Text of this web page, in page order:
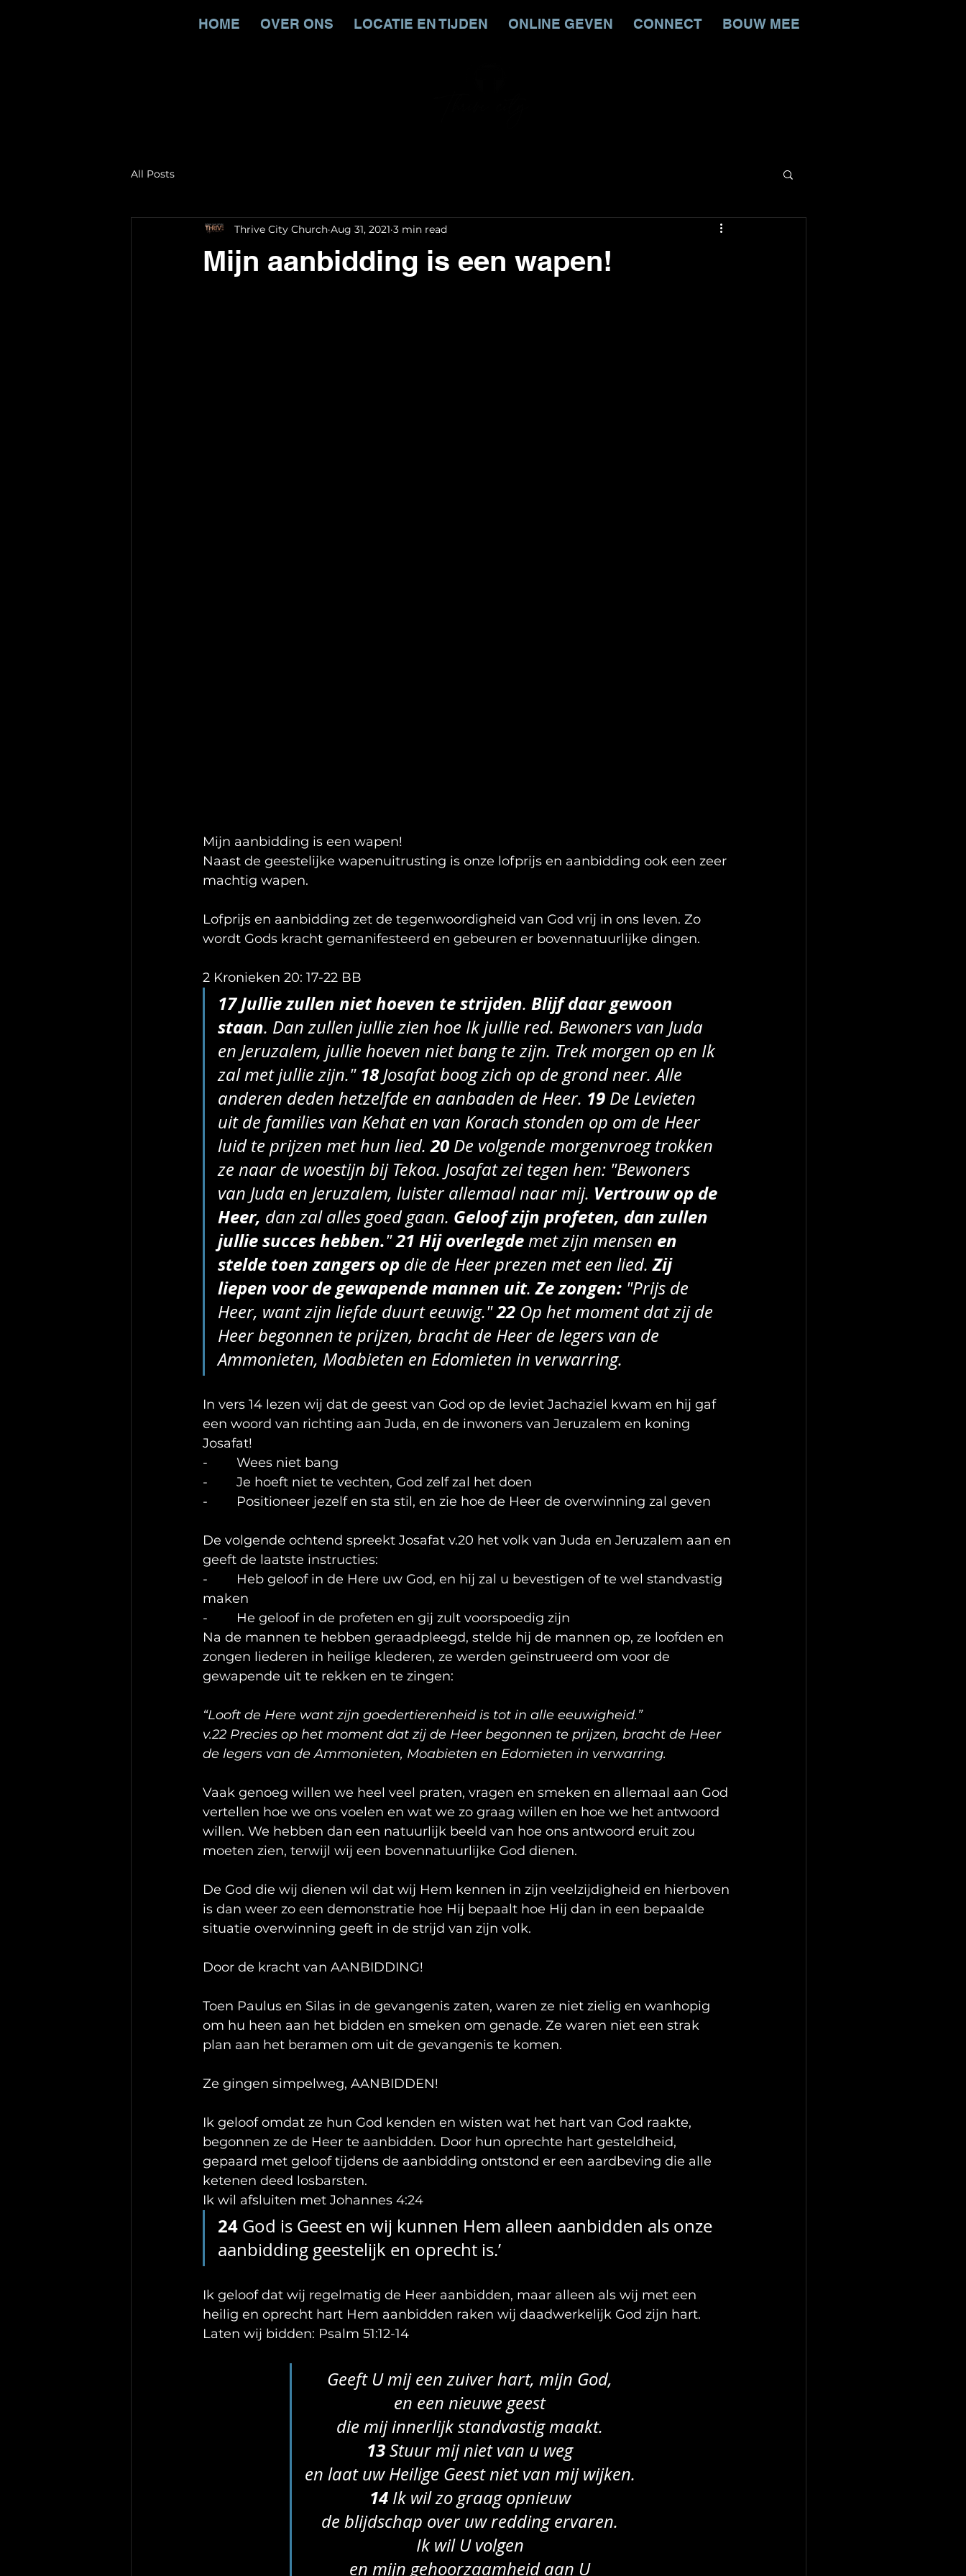
HOME OVER ONS LOCATIE EN TIJDEN ONLINE GEVEN CONNECT BOUW MEE
All Posts
Mijn aanbidding is een wapen!
Thrive City Church Aug 31, 2021 3 min read
Mijn aanbidding is een wapen!
Naast de geestelijke wapenuitrusting is onze lofprijs en aanbidding ook een zeer
machtig wapen.
Lofprijs en aanbidding zet de tegenwoordigheid van God vrij in ons leven. Zo
wordt Gods kracht gemanifesteerd en gebeuren er bovennatuurlijke dingen.
2 Kronieken 20: 17-22 BB
17 Jullie zullen niet hoeven te strijden. Blijf daar gewoon
staan. Dan zullen jullie zien hoe Ik jullie red. Bewoners van Juda
en Jeruzalem, jullie hoeven niet bang te zijn. Trek morgen op en Ik
zal met jullie zijn." 18 Josafat boog zich op de grond neer. Alle
anderen deden hetzelfde en aanbaden de Heer. 19 De Levieten
uit de families van Kehat en van Korach stonden op om de Heer
luid te prijzen met hun lied. 20 De volgende morgenvroeg trokken
ze naar de woestijn bij Tekoa. Josafat zei tegen hen: "Bewoners
van Juda en Jeruzalem, luister allemaal naar mij. Vertrouw op de
Heer, dan zal alles goed gaan. Geloof zijn profeten, dan zullen
jullie succes hebben." 21 Hij overlegde met zijn mensen en
stelde toen zangers op die de Heer prezen met een lied. Zij
liepen voor de gewapende mannen uit. Ze zongen: "Prijs de
Heer, want zijn liefde duurt eeuwig." 22 Op het moment dat zij de
Heer begonnen te prijzen, bracht de Heer de legers van de
Ammonieten, Moabieten en Edomieten in verwarring.
In vers 14 lezen wij dat de geest van God op de leviet Jachaziel kwam en hij gaf
een woord van richting aan Juda, en de inwoners van Jeruzalem en koning
Josafat!
-        Wees niet bang
-        Je hoeft niet te vechten, God zelf zal het doen
-        Positioneer jezelf en sta stil, en zie hoe de Heer de overwinning zal geven
De volgende ochtend spreekt Josafat v.20 het volk van Juda en Jeruzalem aan en
geeft de laatste instructies:
-        Heb geloof in de Here uw God, en hij zal u bevestigen of te wel standvastig
maken
-        He geloof in de profeten en gij zult voorspoedig zijn
Na de mannen te hebben geraadpleegd, stelde hij de mannen op, ze loofden en
zongen liederen in heilige klederen, ze werden geïnstrueerd om voor de
gewapende uit te rekken en te zingen:
“Looft de Here want zijn goedertierenheid is tot in alle eeuwigheid.”
v.22 Precies op het moment dat zij de Heer begonnen te prijzen, bracht de Heer
de legers van de Ammonieten, Moabieten en Edomieten in verwarring.
Vaak genoeg willen we heel veel praten, vragen en smeken en allemaal aan God
vertellen hoe we ons voelen en wat we zo graag willen en hoe we het antwoord
willen. We hebben dan een natuurlijk beeld van hoe ons antwoord eruit zou
moeten zien, terwijl wij een bovennatuurlijke God dienen.
De God die wij dienen wil dat wij Hem kennen in zijn veelzijdigheid en hierboven
is dan weer zo een demonstratie hoe Hij bepaalt hoe Hij dan in een bepaalde
situatie overwinning geeft in de strijd van zijn volk.
Door de kracht van AANBIDDING!
Toen Paulus en Silas in de gevangenis zaten, waren ze niet zielig en wanhopig
om hu heen aan het bidden en smeken om genade. Ze waren niet een strak
plan aan het beramen om uit de gevangenis te komen.
Ze gingen simpelweg, AANBIDDEN!
Ik geloof omdat ze hun God kenden en wisten wat het hart van God raakte,
begonnen ze de Heer te aanbidden. Door hun oprechte hart gesteldheid,
gepaard met geloof tijdens de aanbidding ontstond er een aardbeving die alle
ketenen deed losbarsten.
Ik wil afsluiten met Johannes 4:24
24 God is Geest en wij kunnen Hem alleen aanbidden als onze
aanbidding geestelijk en oprecht is.’
Ik geloof dat wij regelmatig de Heer aanbidden, maar alleen als wij met een
heilig en oprecht hart Hem aanbidden raken wij daadwerkelijk God zijn hart.
Laten wij bidden: Psalm 51:12-14
Geeft U mij een zuiver hart, mijn God,
en een nieuwe geest
die mij innerlijk standvastig maakt.
13 Stuur mij niet van u weg
en laat uw Heilige Geest niet van mij wijken.
14 Ik wil zo graag opnieuw
de blijdschap over uw redding ervaren.
Ik wil U volgen
en mijn gehoorzaamheid aan U